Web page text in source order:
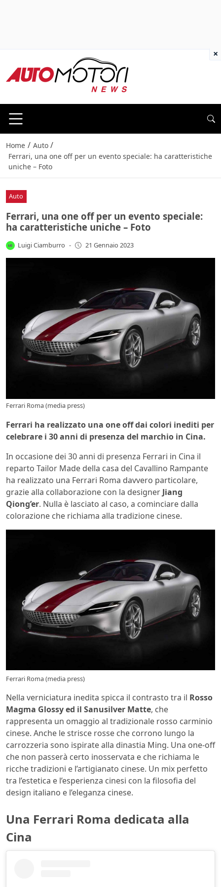
Home / Auto /
Ferrari, una one off per un evento speciale: ha caratteristiche
uniche – Foto
Auto
Ferrari, una one off per un evento speciale:
ha caratteristiche uniche – Foto
Luigi Ciamburro - 21 Gennaio 2023
Ferrari Roma (media press)
Ferrari ha realizzato una one off dai colori inediti per
celebrare i 30 anni di presenza del marchio in Cina.
In occasione dei 30 anni di presenza Ferrari in Cina il
reparto Tailor Made della casa del Cavallino Rampante
ha realizzato una Ferrari Roma davvero particolare,
grazie alla collaborazione con la designer Jiang
Qiong’er. Nulla è lasciato al caso, a cominciare dalla
colorazione che richiama alla tradizione cinese.
Ferrari Roma (media press)
Nella verniciatura inedita spicca il contrasto tra il Rosso
Magma Glossy ed il Sanusilver Matte, che
rappresenta un omaggio al tradizionale rosso carminio
cinese. Anche le strisce rosse che corrono lungo la
carrozzeria sono ispirate alla dinastia Ming. Una one-off
che non passerà certo inosservata e che richiama le
ricche tradizioni e l’artigianato cinese. Un mix perfetto
tra l’estetica e l’esperienza cinesi con la filosofia del
design italiano e l’eleganza cinese.
Una Ferrari Roma dedicata alla
Cina
×